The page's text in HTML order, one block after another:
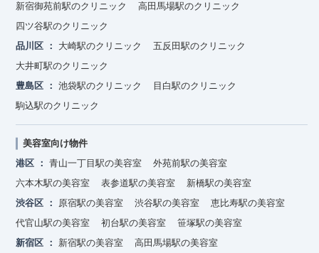
新宿御苑前駅のクリニック
高田馬場駅のクリニック
四ツ谷駅のクリニック
品川区
大崎駅のクリニック
五反田駅のクリニック
大井町駅のクリニック
豊島区
池袋駅のクリニック
目白駅のクリニック
駒込駅のクリニック
美容室向け物件
港区
青山一丁目駅の美容室
外苑前駅の美容室
六本木駅の美容室
表参道駅の美容室
新橋駅の美容室
渋谷区
原宿駅の美容室 渋谷駅の美容室
恵比寿駅の美容室
代官山駅の美容室
初台駅の美容室
笹塚駅の美容室
新宿区
新宿駅の美容室
高田馬場駅の美容室